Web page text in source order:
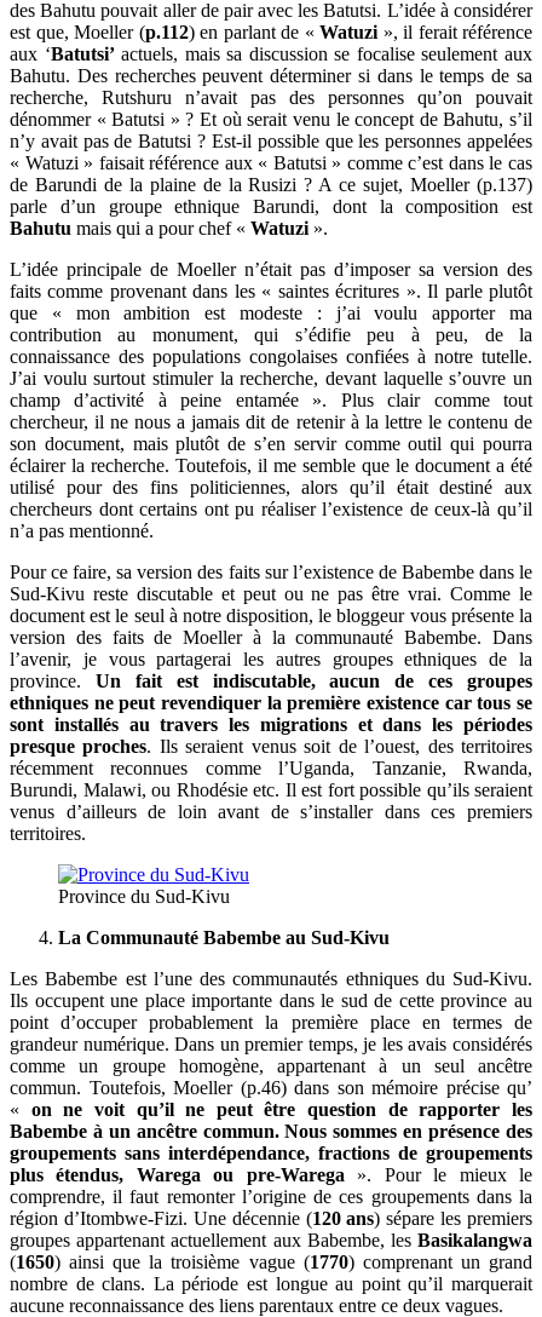
des Bahutu pouvait aller de pair avec les Batutsi. L’idée à considérer
est que, Moeller (p.112) en parlant de « Watuzi », il ferait référence
aux ‘Batutsi’actuels, mais sa discussion se focalise seulement aux
Bahutu. Des recherches peuvent déterminer si dans le temps de sa
recherche, Rutshuru n’avait pas des personnes qu’on pouvait
dénommer « Batutsi » ? Et où serait venu le concept de Bahutu, s’il
n’y avait pas de Batutsi ? Est-il possible que les personnes appelées
« Watuzi » faisait référence aux « Batutsi » comme c’est dans le cas
de Barundi de la plaine de la Rusizi ? A ce sujet, Moeller (p.137)
parle d’un groupe ethnique Barundi, dont la composition est
Bahutu mais qui a pour chef « Watuzi ».
L’idée principale de Moeller n’était pas d’imposer sa version des
faits comme provenant dans les « saintes écritures ». Il parle plutôt
que « mon ambition est modeste : j’ai voulu apporter ma
contribution au monument, qui s’édifie peu à peu, de la
connaissance des populations congolaises confiées à notre tutelle.
J’ai voulu surtout stimuler la recherche, devant laquelle s’ouvre un
champ d’activité à peine entamée ». Plus clair comme tout
chercheur, il ne nous a jamais dit de retenir à la lettre le contenu de
son document, mais plutôt de s’en servir comme outil qui pourra
éclairer la recherche. Toutefois, il me semble que le document a été
utilisé pour des fins politiciennes, alors qu’il était destiné aux
chercheurs dont certains ont pu réaliser l’existence de ceux-là qu’il
n’a pas mentionné.
Pour ce faire, sa version des faits sur l’existence de Babembe dans le
Sud-Kivu reste discutable et peut ou ne pas être vrai. Comme le
document est le seul à notre disposition, le bloggeur vous présente la
version des faits de Moeller à la communauté Babembe. Dans
l’avenir, je vous partagerai les autres groupes ethniques de la
province. Un fait est indiscutable, aucun de ces groupes
ethniques ne peut revendiquer la première existence car tous se
sont installés au travers les migrations et dans les périodes
presque proches. Ils seraient venus soit de l’ouest, des territoires
récemment reconnues comme l’Uganda, Tanzanie, Rwanda,
Burundi, Malawi, ou Rhodésie etc. Il est fort possible qu’ils seraient
venus d’ailleurs de loin avant de s’installer dans ces premiers
territoires.
Province du Sud-Kivu
La Communauté Babembe au Sud-Kivu
Les Babembe est l’une des communautés ethniques du Sud-Kivu.
Ils occupent une place importante dans le sud de cette province au
point d’occuper probablement la première place en termes de
grandeur numérique. Dans un premier temps, je les avais considérés
comme un groupe homogène, appartenant à un seul ancêtre
commun. Toutefois, Moeller (p.46) dans son mémoire précise qu’
« on ne voit qu’il ne peut être question de rapporter les
Babembe à un ancêtre commun. Nous sommes en présence des
groupements sans interdépendance, fractions de groupements
plus étendus, Warega ou pre-Warega ». Pour le mieux le
comprendre, il faut remonter l’origine de ces groupements dans la
région d’Itombwe-Fizi. Une décennie (120 ans) sépare les premiers
groupes appartenant actuellement aux Babembe, les Basikalangwa
(1650) ainsi que la troisième vague (1770) comprenant un grand
nombre de clans. La période est longue au point qu’il marquerait
aucune reconnaissance des liens parentaux entre ce deux vagues.